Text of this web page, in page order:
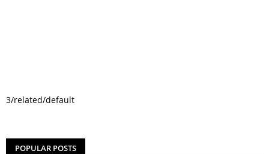
3/related/default
POPULAR POSTS